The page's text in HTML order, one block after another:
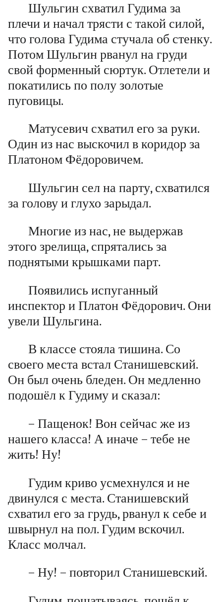
Шульгин схватил Гудима за
плечи и начал трясти с такой силой,
что голова Гудима стучала об стенку.
Потом Шульгин рванул на груди
свой форменный сюртук. Отлетели и
покатились по полу золотые
пуговицы.
Матусевич схватил его за руки.
Один из нас выскочил в коридор за
Платоном Фёдоровичем.
Шульгин сел на парту, схватился
за голову и глухо зарыдал.
Многие из нас, не выдержав
этого зрелища, спрятались за
поднятыми крышками парт.
Появились испуганный
инспектор и Платон Фёдорович. Они
увели Шульгина.
В классе стояла тишина. Со
своего места встал Станишевский.
Он был очень бледен. Он медленно
подошёл к Гудиму и сказал:
– Пащенок! Вон сейчас же из
нашего класса! А иначе – тебе не
жить! Ну!
Гудим криво усмехнулся и не
двинулся с места. Станишевский
схватил его за грудь, рванул к себе и
швырнул на пол. Гудим вскочил.
Класс молчал.
– Ну! – повторил Станишевский.